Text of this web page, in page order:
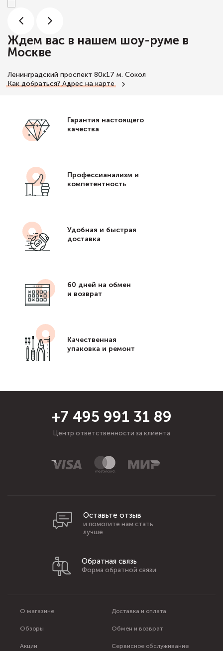
Ждем вас в нашем шоу-руме в
Москве
Ленинградский проспект 80к17 м. Сокол
Как добраться? Адрес на карте
Гарантия настоящего
качества
Профессианализм и
компетентность
Удобная и быстрая
доставка
60 дней на обмен
и возврат
Качественная
упаковка и ремонт
+7 495 991 31 89
Центр ответственности за клиента
О магазине Доставка и оплата
Обзоры Обмен и возврат
Акции Сервисное обслуживание
Оставьте отзыв
и помогите нам стать
лучше
Обратная связь
Форма обратной связи